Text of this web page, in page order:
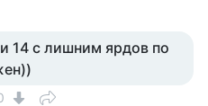
14 с лишним ярдов по